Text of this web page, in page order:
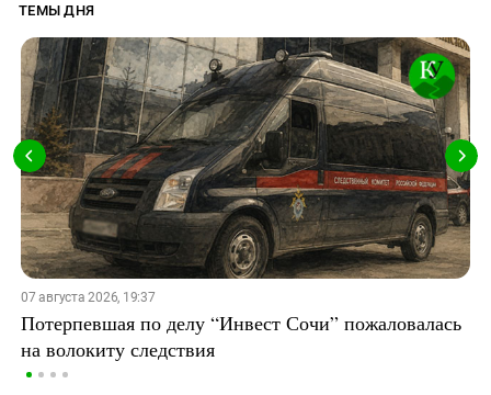
ТЕМЫ ДНЯ
07 августа 2026, 19:37
Потерпевшая по делу “Инвест Сочи” пожаловалась
на волокиту следствия